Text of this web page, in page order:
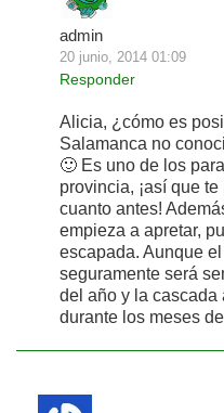
admin
20 junio, 2014 01:09
Responder
Alicia, ¿cómo es
Salamanca no
🙂 Es uno de los
provincia, ¡así que
cuanto antes!
empieza a apretar,
escapada. Aunque
seguramente será
del año y la
durante los meses